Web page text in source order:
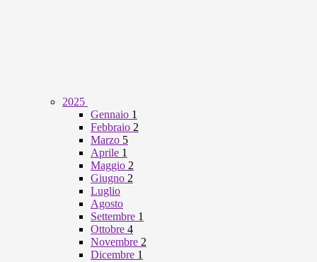
2025
Gennaio 1
Febbraio 2
Marzo 5
Aprile 1
Maggio 2
Giugno 2
Luglio
Agosto
Settembre 1
Ottobre 4
Novembre 2
Dicembre 1